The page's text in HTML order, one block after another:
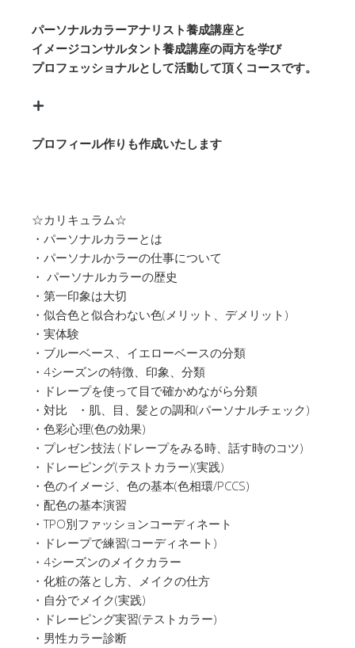
パーソナルカラーアナリスト養成講座と
イメージコンサルタント養成講座の両方を学び
プロフェッショナルとして活動して頂くコースです。
プロフィール作りも作成いたします
☆カリキュラム☆
・パーソナルカラーとは
・パーソナルかラーの仕事について
・ パーソナルカラーの歴史
・第一印象は大切
・似合色と似合わない色(メリット、デメリット)
・実体験
・ブルーベース、イエローベースの分類
・4シーズンの特徴、印象、分類
・ドレープを使って目で確かめながら分類
・対比 ・肌、目、髪との調和(パーソナルチェック)
・色彩心理(色の効果)
・プレゼン技法 (ドレープをみる時、話す時のコツ)
・ドレーピング(テストカラー)(実践)
・色のイメージ、色の基本(色相環/PCCS)
・配色の基本演習
・TPO別ファッションコーディネート
・ドレープで練習(コーディネート)
・4シーズンのメイクカラー
・化粧の落とし方、メイクの仕方
・自分でメイク(実践)
・ドレーピング実習(テストカラー)
・男性カラー診断